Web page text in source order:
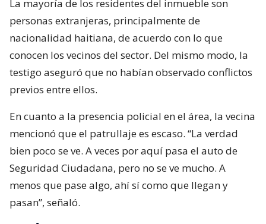
La mayoría de los residentes del inmueble son
personas extranjeras, principalmente de
nacionalidad haitiana, de acuerdo con lo que
conocen los vecinos del sector. Del mismo modo, la
testigo aseguró que no habían observado conflictos
previos entre ellos.
En cuanto a la presencia policial en el área, la vecina
mencionó que el patrullaje es escaso. “La verdad
bien poco se ve. A veces por aquí pasa el auto de
Seguridad Ciudadana, pero no se ve mucho. A
menos que pase algo, ahí sí como que llegan y
pasan”, señaló.